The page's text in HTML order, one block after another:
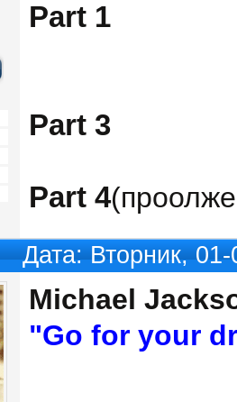
Part 1
Part 3
Part 4
Дата: Вторник,
Michael
"Go for your